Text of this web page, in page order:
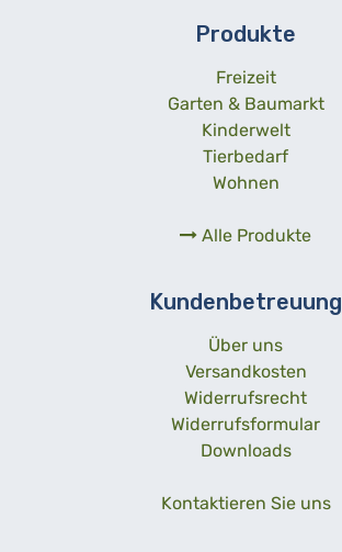
Produkte
Freizeit
Garten & Baumarkt
Kinderwelt
Tierbedarf
Wohnen
Alle Produkte
Kundenbetreuung
Über uns
Versandkosten
Widerrufsrecht
Widerrufsformular
Downloads
Kontaktieren Sie uns